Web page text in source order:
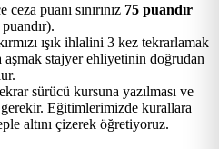
puanı sınırınız 75 puandır
ışık ihlalini 3 kez tekrarlamak
aşmak stajyer ehliyetinin doğrudan
sürücü kursuna yazılması ve
gerekir. Eğitimlerimizde kurallara
altını çizerek öğretiyoruz.